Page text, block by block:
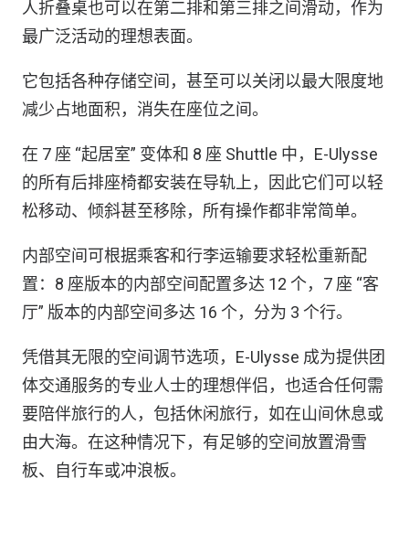
人折叠桌也可以在第二排和第三排之间滑动，作为
最广泛活动的理想表面。
它包括各种存储空间，甚至可以关闭以最大限度地
减少占地面积，消失在座位之间。
在 7 座 “起居室” 变体和 8 座 Shuttle 中，E-Ulysse
的所有后排座椅都安装在导轨上，因此它们可以轻
松移动、倾斜甚至移除，所有操作都非常简单。
内部空间可根据乘客和行李运输要求轻松重新配
置：8 座版本的内部空间配置多达 12 个，7 座 “客
厅” 版本的内部空间多达 16 个，分为 3 个行。
凭借其无限的空间调节选项，E-Ulysse 成为提供团
体交通服务的专业人士的理想伴侣，也适合任何需
要陪伴旅行的人，包括休闲旅行，如在山间休息或
由大海。在这种情况下，有足够的空间放置滑雪
板、自行车或冲浪板。